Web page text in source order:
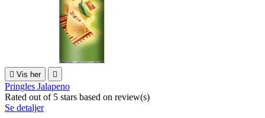
 Vis her 
Pringles Jalapeno
Rated out of 5 stars based on review(s)
Se detaljer